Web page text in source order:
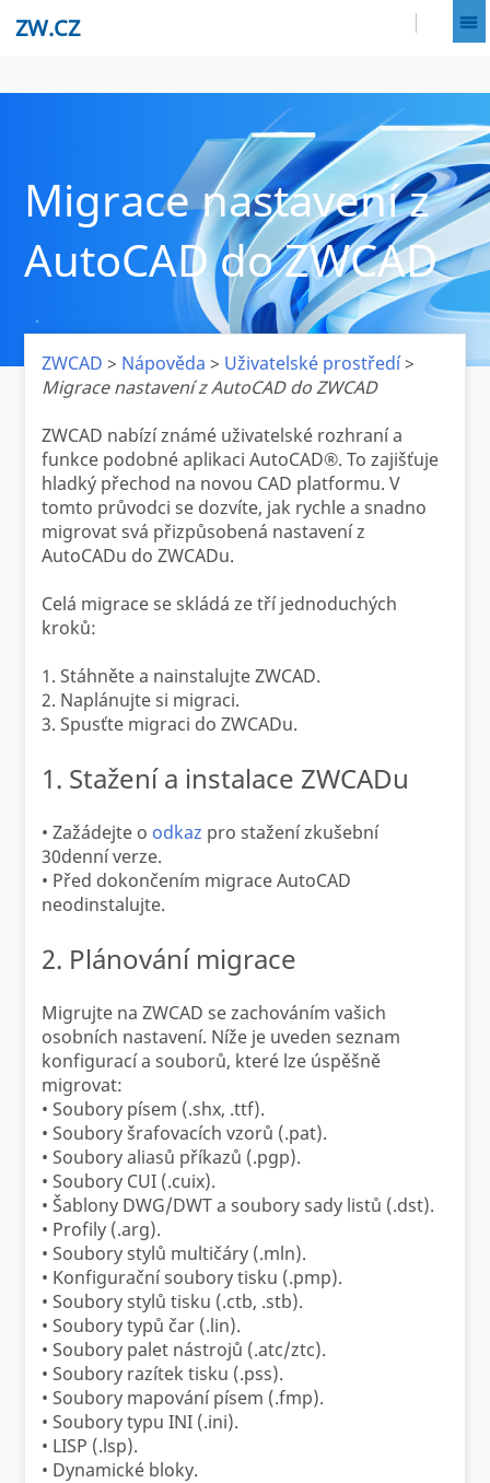
ZW.CZ
Migrace nastavení z
AutoCAD do ZWCAD
ZWCAD > Nápověda > Uživatelské prostředí>
Migrace nastavení z AutoCAD do ZWCAD
ZWCAD nabízí známé uživatelské rozhraní a
funkce podobné aplikaci AutoCAD®. To zajišťuje
hladký přechod na novou CAD platformu. V
tomto průvodci se dozvíte, jak rychle a snadno
migrovat svá přizpůsobená nastavení z
AutoCADu do ZWCADu.
Celá migrace se skládá ze tří jednoduchých
kroků:
1. Stáhněte a nainstalujte ZWCAD.
2. Naplánujte si migraci.
3. Spusťte migraci do ZWCADu.
1. Stažení a instalace ZWCADu
• Zažádejte o odkaz pro stažení zkušební
30denní verze.
• Před dokončením migrace AutoCAD
neodinstalujte.
2. Plánování migrace
Migrujte na ZWCAD se zachováním vašich
osobních nastavení. Níže je uveden seznam
konfigurací a souborů, které lze úspěšně
migrovat:
• Soubory písem (.shx, .ttf).
• Soubory šrafovacích vzorů (.pat).
• Soubory aliasů příkazů (.pgp).
• Soubory CUI (.cuix).
• Šablony DWG/DWT a soubory sady listů (.dst).
• Profily (.arg).
• Soubory stylů multičáry (.mln).
• Konfigurační soubory tisku (.pmp).
• Soubory stylů tisku (.ctb, .stb).
• Soubory typů čar (.lin).
• Soubory palet nástrojů (.atc/ztc).
• Soubory razítek tisku (.pss).
• Soubory mapování písem (.fmp).
• Soubory typu INI (.ini).
• LISP (.lsp).
• Dynamické bloky.